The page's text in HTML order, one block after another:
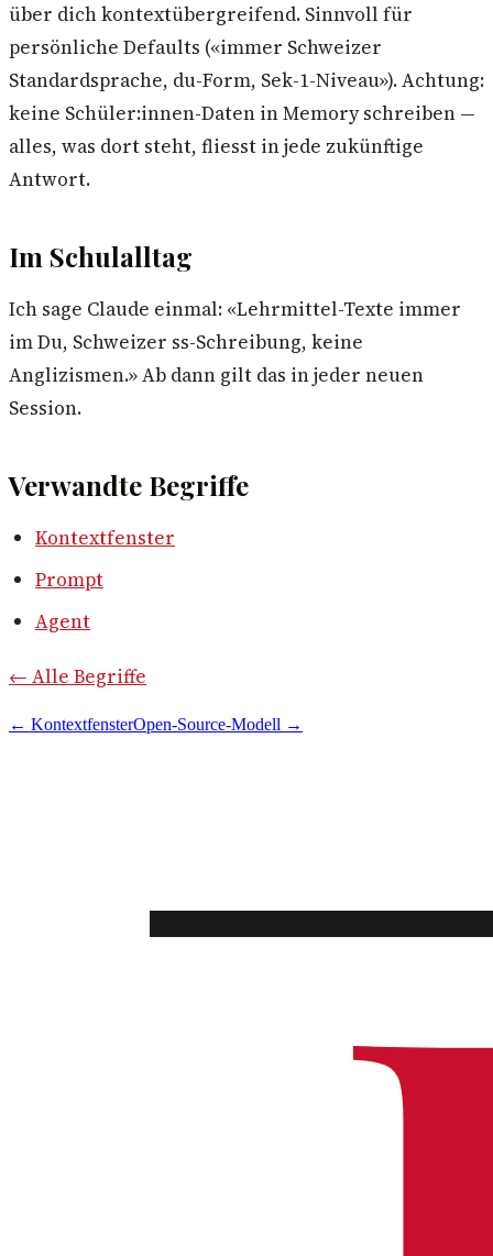
über dich kontextübergreifend. Sinnvoll für
persönliche Defaults («immer Schweizer
Standardsprache, du-Form, Sek-1-Niveau»). Achtung:
keine Schüler:innen-Daten in Memory schreiben —
alles, was dort steht, fliesst in jede zukünftige
Antwort.
Im Schulalltag
Ich sage Claude einmal: «Lehrmittel-Texte immer
im Du, Schweizer ss-Schreibung, keine
Anglizismen.» Ab dann gilt das in jeder neuen
Session.
Verwandte Begriffe
Kontextfenster
Prompt
Agent
← Alle Begriffe
← KontextfensterOpen-Source-Modell →